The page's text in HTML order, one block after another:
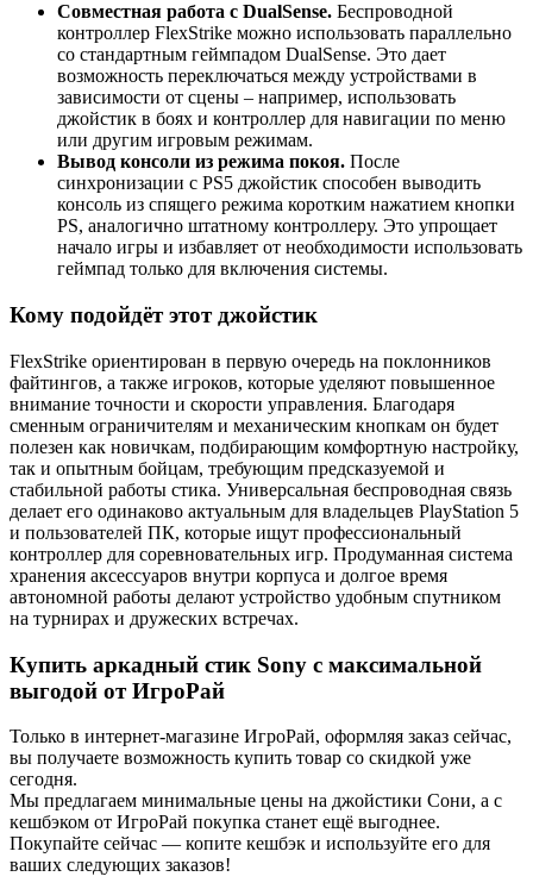
Совместная работа с DualSense. Беспроводной
контроллер FlexStrike можно использовать параллельно
со стандартным геймпадом DualSense. Это дает
возможность переключаться между устройствами в
зависимости от сцены – например, использовать
джойстик в боях и контроллер для навигации по меню
или другим игровым режимам.
Вывод консоли из режима покоя. После
синхронизации с PS5 джойстик способен выводить
консоль из спящего режима коротким нажатием кнопки
PS, аналогично штатному контроллеру. Это упрощает
начало игры и избавляет от необходимости использовать
геймпад только для включения системы.
Кому подойдёт этот джойстик
FlexStrike ориентирован в первую очередь на поклонников
файтингов, а также игроков, которые уделяют повышенное
внимание точности и скорости управления. Благодаря
сменным ограничителям и механическим кнопкам он будет
полезен как новичкам, подбирающим комфортную настройку,
так и опытным бойцам, требующим предсказуемой и
стабильной работы стика. Универсальная беспроводная связь
делает его одинаково актуальным для владельцев PlayStation 5
и пользователей ПК, которые ищут профессиональный
контроллер для соревновательных игр. Продуманная система
хранения аксессуаров внутри корпуса и долгое время
автономной работы делают устройство удобным спутником
на турнирах и дружеских встречах.
Купить аркадный стик Sony с максимальной
выгодой от ИгроРай
Только в интернет-магазине ИгроРай, оформляя заказ сейчас,
вы получаете возможность купить товар со скидкой уже
сегодня.
Мы предлагаем минимальные цены на джойстики Сони, а с
кешбэком от ИгроРай покупка станет ещё выгоднее.
Покупайте сейчас — копите кешбэк и используйте его для
ваших следующих заказов!